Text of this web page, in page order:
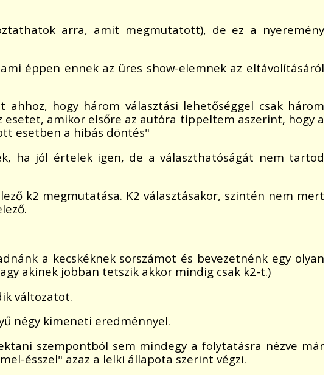
arra, amit megmutatott), de ez a nyeremény
éppen ennek az üres show-elemnek az eltávolításáról
ahhoz, hogy három választási lehetőséggel csak három
amikor elsőre az autóra tippeltem aszerint, hogy a
esetben a hibás döntés"
ha jól értelek igen, de a választhatóságát nem tartod
k2 megmutatása. K2 választásakor, szintén nem mert
a kecskéknek sorszámot és bevezetnénk egy olyan
akinek jobban tetszik akkor mindig csak k2-t.)
változatot.
négy kimeneti eredménnyel.
szempontból sem mindegy a folytatásra nézve már
ésszel" azaz a lelki állapota szerint végzi.